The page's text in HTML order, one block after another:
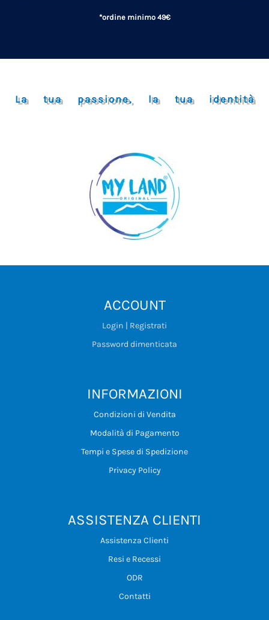
*ordine minimo 49€
La tua passione, la tua identità
ACCOUNT
Login | Registrati
Password dimenticata
INFORMAZIONI
Condizioni di Vendita
Modalità di Pagamento
Tempi e Spese di Spedizione
Privacy Policy
ASSISTENZA CLIENTI
Assistenza Clienti
Resi e Recessi
ODR
Contatti